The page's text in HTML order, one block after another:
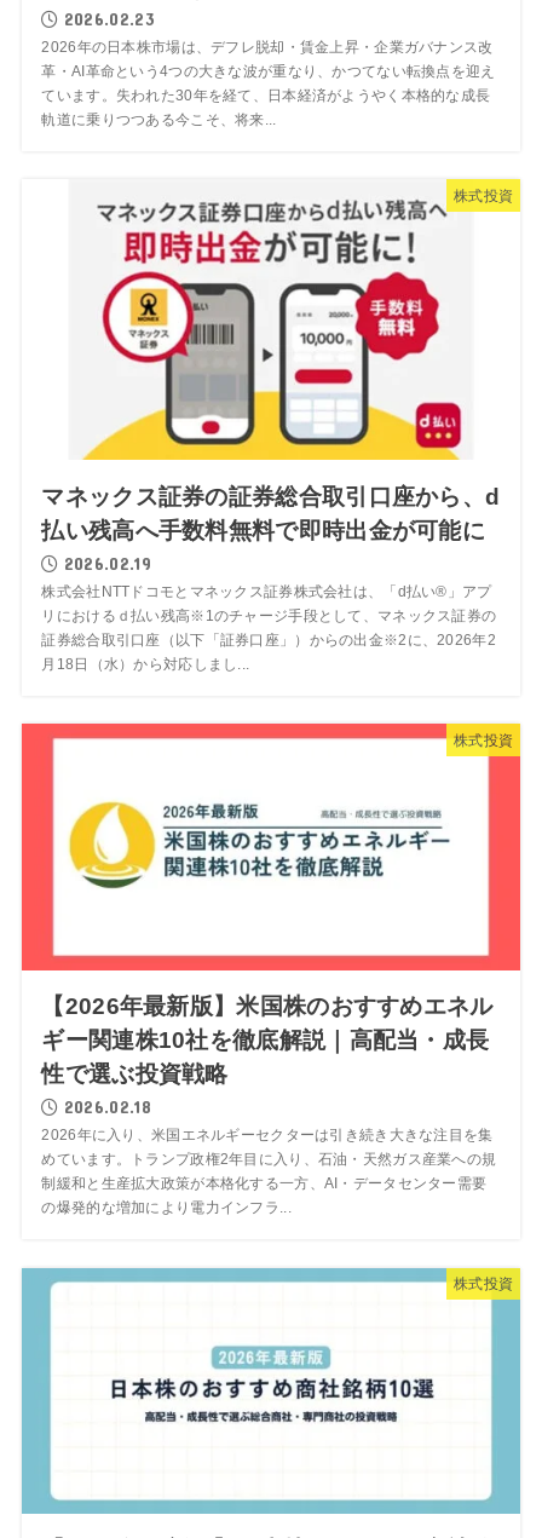
2026.02.23
2026年の日本株市場は、デフレ脱却・賃金上昇・企業ガバナンス改
革・AI革命という4つの大きな波が重なり、かつてない転換点を迎え
ています。失われた30年を経て、日本経済がようやく本格的な成長
軌道に乗りつつある今こそ、将来...
株式投資
マネックス証券の証券総合取引口座から、d
払い残高へ手数料無料で即時出金が可能に
2026.02.19
株式会社NTTドコモとマネックス証券株式会社は、「d払い®」アプ
リにおけるｄ払い残高※1のチャージ手段として、マネックス証券の
証券総合取引口座（以下「証券口座」）からの出金※2に、2026年2
月18日（水）から対応しまし...
株式投資
【2026年最新版】米国株のおすすめエネル
ギー関連株10社を徹底解説｜高配当・成長
性で選ぶ投資戦略
2026.02.18
2026年に入り、米国エネルギーセクターは引き続き大きな注目を集
めています。トランプ政権2年目に入り、石油・天然ガス産業への規
制緩和と生産拡大政策が本格化する一方、AI・データセンター需要
の爆発的な増加により電力インフラ...
株式投資